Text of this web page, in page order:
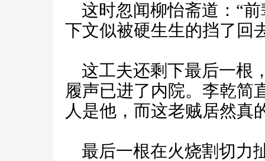
这时忽闻柳怡斋道：“
下文似被硬生生的挡了回
这工夫还剩下最后一根
履声已进了内院。李乾简
人是他，而这老贼居然真
最后一根在火烧割切力